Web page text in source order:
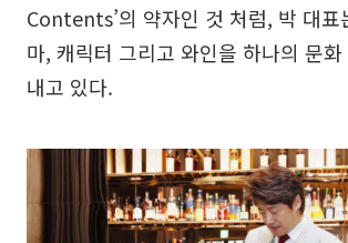
Contents’의 약자인 것 처럼, 박 대표
마, 캐릭터 그리고 와인을 하나의 문
내고 있다.